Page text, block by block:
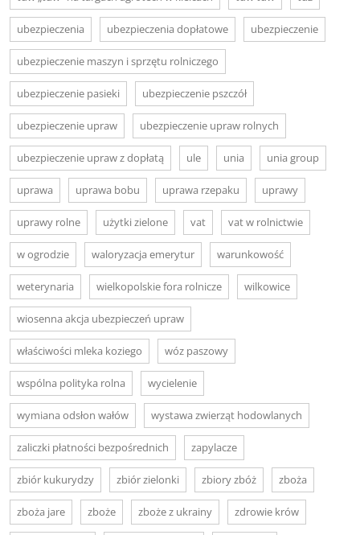
ubezpieczenia ubezpieczenia dopłatowe ubezpieczenie
ubezpieczenie maszyn i sprzętu rolniczego
ubezpieczenie pasieki ubezpieczenie pszczół
ubezpieczenie upraw ubezpieczenie upraw rolnych
ubezpieczenie upraw z dopłatą ule unia unia group
uprawa uprawa bobu uprawa rzepaku uprawy
uprawy rolne użytki zielone vat vat w rolnictwie
w ogrodzie waloryzacja emerytur warunkowość
weterynaria wielkopolskie fora rolnicze wilkowice
wiosenna akcja ubezpieczeń upraw
właściwości mleka koziego wóz paszowy
wspólna polityka rolna wycielenie
wymiana odsłon wałów wystawa zwierząt hodowlanych
zaliczki płatności bezpośrednich zapylacze
zbiór kukurydzy zbiór zielonki zbiory zbóż zboża
zboża jare zboże zboże z ukrainy zdrowie krów